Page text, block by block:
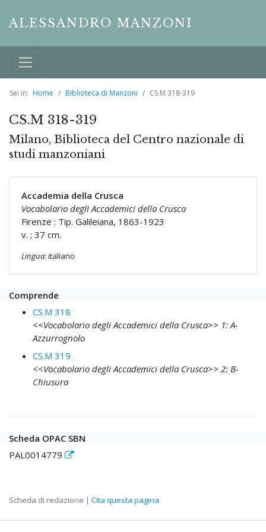
ALESSANDRO MANZONI
Sei in: Home Biblioteca di Manzoni CS.M 318-319
CS.M 318-319
Milano, Biblioteca del Centro nazionale di
studi manzoniani
Accademia della Crusca
Vocabolario degli Accademici della Crusca
Firenze : Tip. Galileiana, 1863-1923
v. ; 37 cm.
Lingua: italiano
Comprende
CS.M 318
<<Vocabolario degli Accademici della Crusca>> 1: A-
Azzurrognolo
CS.M 319
<<Vocabolario degli Accademici della Crusca>> 2: B-
Chiusura
Scheda OPAC SBN
PAL0014779
Scheda di redazione | Cita questa pagina